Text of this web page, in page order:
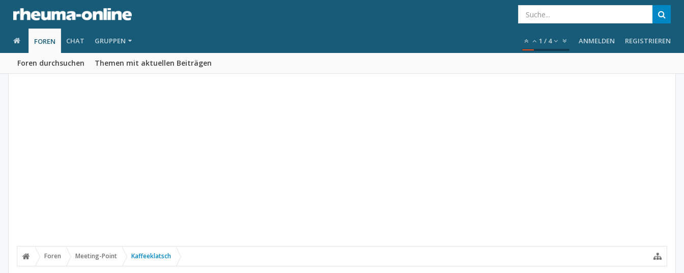
FOREN
Foren durchsuchen Themen mit aktuellen Beiträgen
CHAT GRUPPEN 1 / 4 ANMELDEN REGISTRIEREN
Foren Meeting-Point Kaffeeklatsch